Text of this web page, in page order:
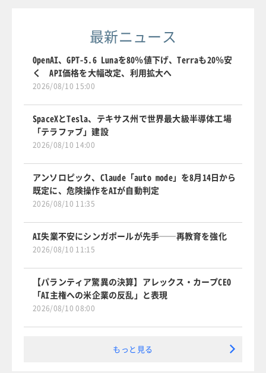
最新ニュース
OpenAI、GPT-5.6 Lunaを80％値下げ、Terraも20％安
く API価格を大幅改定、利用拡大へ
2026/08/10 15:00
SpaceXとTesla、テキサス州で世界最大級半導体工場
「テラファブ」建設
2026/08/10 14:00
アンソロピック、Claude「auto mode」を8月14日から
既定に、危険操作をAIが自動判定
2026/08/10 11:35
AI失業不安にシンガポールが先手──再教育を強化
2026/08/10 11:15
【パランティア驚異の決算】アレックス・カープCEO
「AI主権への米企業の反乱」と表現
2026/08/10 08:00
もっと見る